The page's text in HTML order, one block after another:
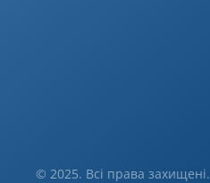
© 2025. Всі права захищені.